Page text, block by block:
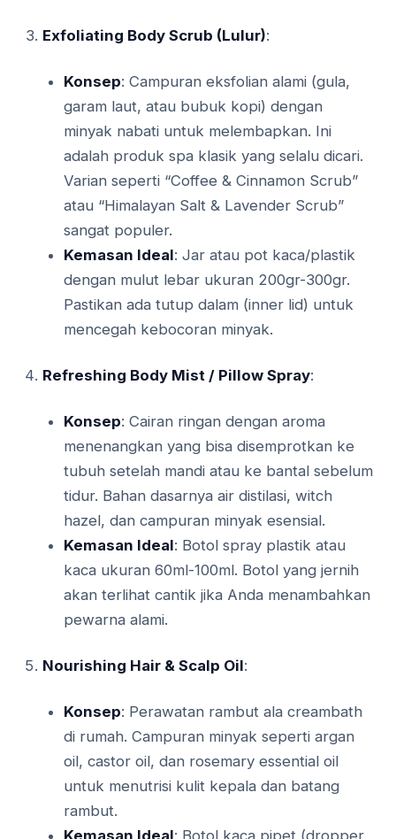
Exfoliating Body Scrub (Lulur):
Konsep: Campuran eksfolian alami (gula,
garam laut, atau bubuk kopi) dengan
minyak nabati untuk melembapkan. Ini
adalah produk spa klasik yang selalu dicari.
Varian seperti “Coffee & Cinnamon Scrub”
atau “Himalayan Salt & Lavender Scrub”
sangat populer.
Kemasan Ideal: Jar atau pot kaca/plastik
dengan mulut lebar ukuran 200gr-300gr.
Pastikan ada tutup dalam (inner lid) untuk
mencegah kebocoran minyak.
Refreshing Body Mist / Pillow Spray:
Konsep: Cairan ringan dengan aroma
menenangkan yang bisa disemprotkan ke
tubuh setelah mandi atau ke bantal sebelum
tidur. Bahan dasarnya air distilasi, witch
hazel, dan campuran minyak esensial.
Kemasan Ideal: Botol spray plastik atau
kaca ukuran 60ml-100ml. Botol yang jernih
akan terlihat cantik jika Anda menambahkan
pewarna alami.
Nourishing Hair & Scalp Oil:
Konsep: Perawatan rambut ala creambath
di rumah. Campuran minyak seperti argan
oil, castor oil, dan rosemary essential oil
untuk menutrisi kulit kepala dan batang
rambut.